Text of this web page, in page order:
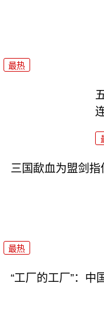
最热
三国歃血为盟剑指
最热
“工厂的工厂”：中